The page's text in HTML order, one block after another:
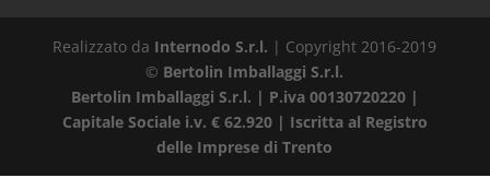
Realizzato da Internodo S.r.l. | Copyright 2016-2019
© Bertolin Imballaggi S.r.l.
Bertolin Imballaggi S.r.l. | P.iva 00130720220 |
Capitale Sociale i.v. € 62.920 | Iscritta al Registro
delle Imprese di Trento